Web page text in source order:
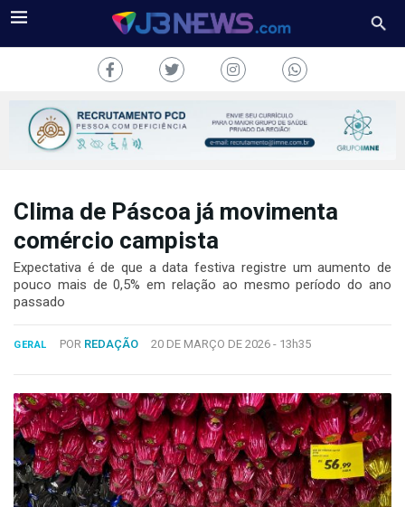
J3NEWS
COLUNAS
FALE
CONOSCO
Copyright
2024
Desenvolvido
por
Hesea
Tecnologia
Clima de Páscoa já movimenta
comércio campista
Expectativa é de que a data festiva registre um aumento de
pouco mais de 0,5% em relação ao mesmo período do ano
passado
GERAL POR REDAÇÃO 20 DE MARÇO DE 2026 - 13h35